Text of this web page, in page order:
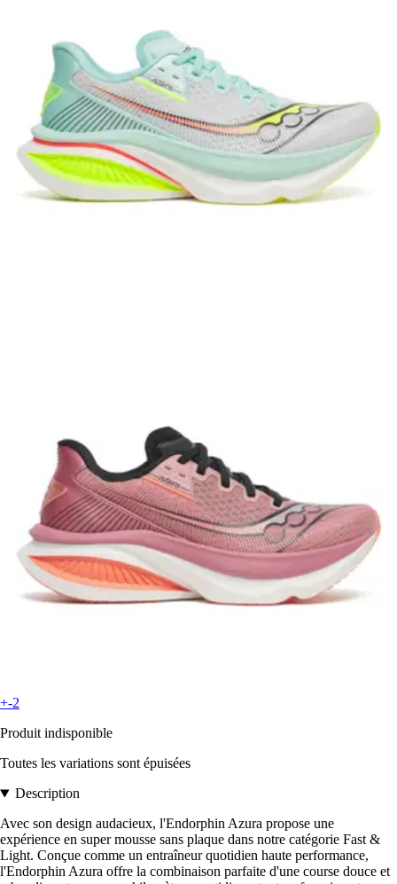
+-2
Produit indisponible
Toutes les variations sont épuisées
Description
Avec son design audacieux, l'Endorphin Azura propose une
expérience en super mousse sans plaque dans notre catégorie Fast &
Light. Conçue comme un entraîneur quotidien haute performance,
l'Endorphin Azura offre la combinaison parfaite d'une course douce et